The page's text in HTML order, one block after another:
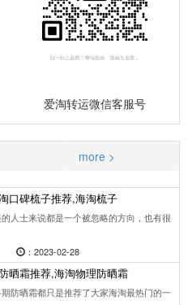
爱淘转运微信客服号
more >
口碑梳子推荐,海淘梳子
人士来说都是一个被忽略的方向，也有很
：2023-02-28
晒霜推荐,海淘物理防晒霜
防晒霜都只是推荐了大家海淘最热门的一